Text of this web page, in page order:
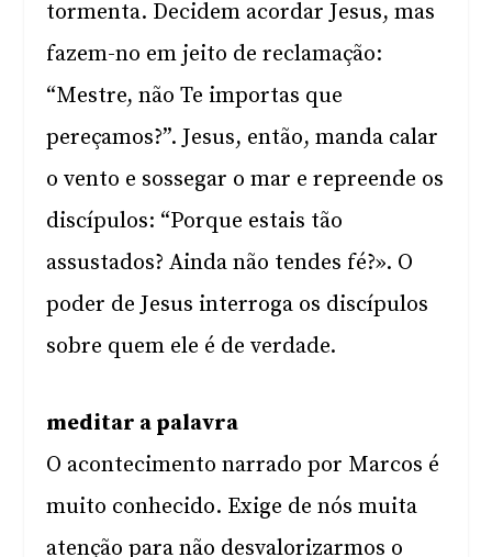
tormenta. Decidem acordar Jesus, mas
fazem-no em jeito de reclamação:
“Mestre, não Te importas que
pereçamos?”. Jesus, então, manda calar
o vento e sossegar o mar e repreende os
discípulos: “Porque estais tão
assustados? Ainda não tendes fé?». O
poder de Jesus interroga os discípulos
sobre quem ele é de verdade.
meditar a palavra
O acontecimento narrado por Marcos é
muito conhecido. Exige de nós muita
atenção para não desvalorizarmos o